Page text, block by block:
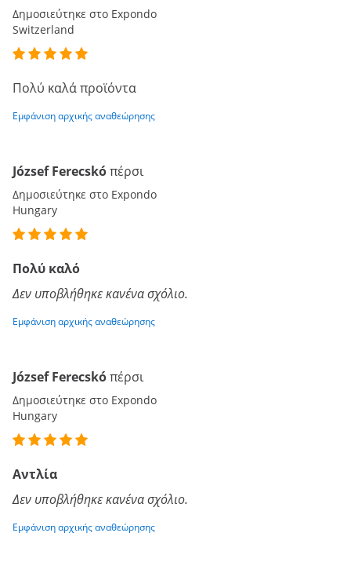
Δημοσιεύτηκε στο Expondo
Switzerland
Πολύ καλά προϊόντα
Εμφάνιση αρχικής αναθεώρησης
József Ferecskóπέρσι
Δημοσιεύτηκε στο Expondo
Hungary
Πολύ καλό
Δεν υποβλήθηκε κανένα σχόλιο.
Εμφάνιση αρχικής αναθεώρησης
József Ferecskóπέρσι
Δημοσιεύτηκε στο Expondo
Hungary
Αντλία
Δεν υποβλήθηκε κανένα σχόλιο.
Εμφάνιση αρχικής αναθεώρησης